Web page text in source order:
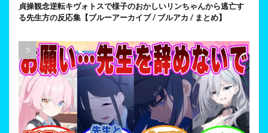
貞操観念逆転キヴォトスで様子のおかしいリンちゃんから逃亡す
る先生方の反応集【ブルーアーカイブ / ブルアカ / まとめ】